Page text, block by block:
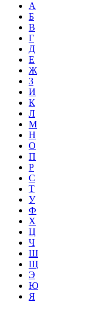
А
Б
В
Г
Д
Е
Ж
З
И
К
Л
М
Н
О
П
Р
С
Т
У
Ф
Х
Ц
Ч
Ш
Щ
Э
Ю
Я